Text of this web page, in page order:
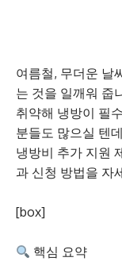
여름철, 무더운 날
는 것을 일깨워 줍
취약해 냉방이 필
분들도 많으실 텐
냉방비 추가 지원
과 신청 방법을 자
[box]
핵심 요약